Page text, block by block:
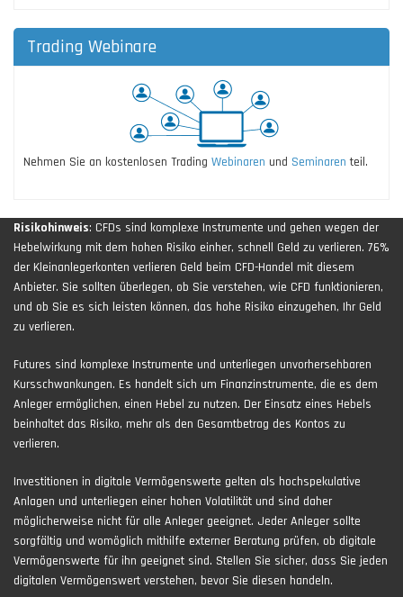
Trading Webinare
Nehmen Sie an kostenlosen Trading Webinaren und Seminaren teil.
Risikohinweis: CFDs sind komplexe Instrumente und gehen wegen der
Hebelwirkung mit dem hohen Risiko einher, schnell Geld zu verlieren. 76%
der Kleinanlegerkonten verlieren Geld beim CFD-Handel mit diesem
Anbieter. Sie sollten überlegen, ob Sie verstehen, wie CFD funktionieren,
und ob Sie es sich leisten können, das hohe Risiko einzugehen, Ihr Geld
zu verlieren.
Futures sind komplexe Instrumente und unterliegen unvorhersehbaren
Kursschwankungen. Es handelt sich um Finanzinstrumente, die es dem
Anleger ermöglichen, einen Hebel zu nutzen. Der Einsatz eines Hebels
beinhaltet das Risiko, mehr als den Gesamtbetrag des Kontos zu
verlieren.
Investitionen in digitale Vermögenswerte gelten als hochspekulative
Anlagen und unterliegen einer hohen Volatilität und sind daher
möglicherweise nicht für alle Anleger geeignet. Jeder Anleger sollte
sorgfältig und womöglich mithilfe externer Beratung prüfen, ob digitale
Vermögenswerte für ihn geeignet sind. Stellen Sie sicher, dass Sie jeden
digitalen Vermögenswert verstehen, bevor Sie diesen handeln.